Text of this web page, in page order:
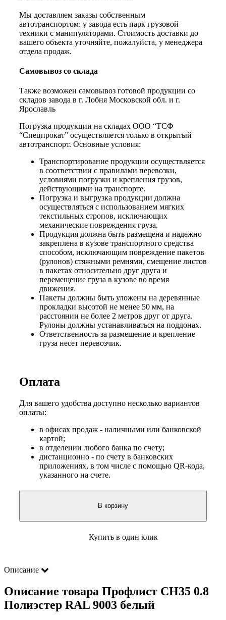
Мы доставляем заказы собственным
автотранспортом: у завода есть парк грузовой
техники с манипуляторами. Стоимость доставки до
вашего объекта уточняйте, пожалуйста, у менеджера
отдела продаж.
Самовывоз со склада
Также возможен самовывоз готовой продукции со
складов завода в г. Лобня Московской обл. и г.
Ярославль
Погрузка продукции на складах ООО “ТСФ
“Спецпрокат” осуществляется только в открытый
автотранспорт. Основные условия:
Транспортирование продукции осуществляется
в соответствии с правилами перевозки,
условиями погрузки и крепления грузов,
действующими на транспорте.
Погрузка и выгрузка продукции должна
осуществляться с использованием мягких
текстильных стропов, исключающих
механические повреждения груза.
Продукция должна быть размещена и надежно
закреплена в кузове транспортного средства
способом, исключающим повреждение пакетов
(рулонов) стяжными ремнями, смещение листов
в пакетах относительно друг друга и
перемещение груза в кузове во время
движения.
Пакеты должны быть уложены на деревянные
прокладки высотой не менее 50 мм, на
расстоянии не более 2 метров друг от друга.
Рулоны должны устанавливаться на поддонах.
Ответственность за размещение и крепление
груза несет перевозчик.
Оплата
Для вашего удобства доступно несколько вариантов
оплаты:
в офисах продаж - наличными или банковской
картой;
в отделении любого банка по счету;
дистанционно - по счету в банковских
приложениях, в том числе с помощью QR-кода,
указанного на счете.
В корзину
Купить в один клик
Описание
Описание товара Профлист СН35 0.8
Полиэстер RAL 9003 белый